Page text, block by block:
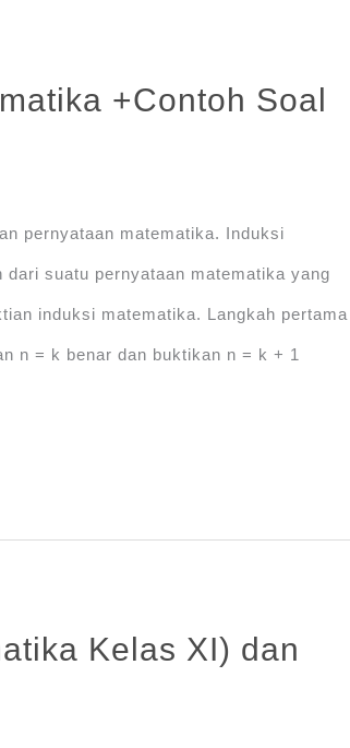
+Contoh Soal
pernyataan matematika. Induksi
suatu pernyataan matematika yang
induksi matematika. Langkah pertama
n = k benar dan buktikan n = k + 1
Kelas XI) dan